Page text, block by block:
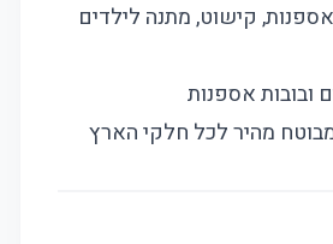
קישוט, מתנה לילדים
ובובות אספנות
מהיר לכל חלקי הארץ